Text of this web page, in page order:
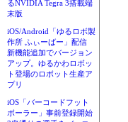
るNVIDIA Tegra 3搭載端
末版
iOS/Android「ゆるロボ製
作所 ふぃーばー」配信
新機能追加でバージョン
アップ。ゆるかわロボッ
ト登場のロボット生産ア
プリ
iOS「バーコードフット
ボーラー」事前登録開始